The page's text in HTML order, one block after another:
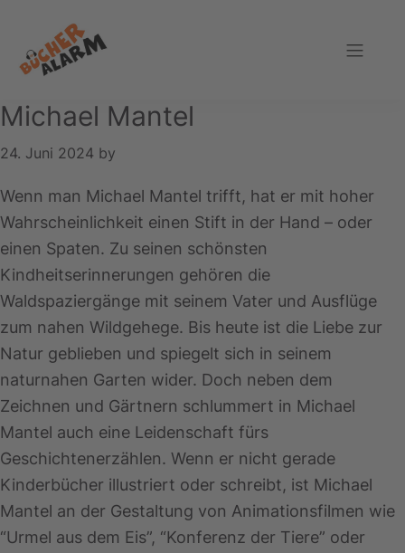
Hauptnavigation
springen
springen
Fußzeile
springen
Michael Mantel
24. Juni 2024 by
Wenn man Michael Mantel trifft, hat er mit hoher
Wahrscheinlichkeit einen Stift in der Hand – oder
einen Spaten. Zu seinen schönsten
Kindheitserinnerungen gehören die
Waldspaziergänge mit seinem Vater und Ausflüge
zum nahen Wildgehege. Bis heute ist die Liebe zur
Natur geblieben und spiegelt sich in seinem
naturnahen Garten wider. Doch neben dem
Zeichnen und Gärtnern schlummert in Michael
Mantel auch eine Leidenschaft fürs
Geschichtenerzählen. Wenn er nicht gerade
Kinderbücher illustriert oder schreibt, ist Michael
Mantel an der Gestaltung von Animationsfilmen wie
“Urmel aus dem Eis”, “Konferenz der Tiere” oder